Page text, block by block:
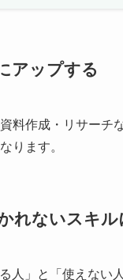
アップする
料作成・リサー
ります。
れないスキル
人」と「使えない